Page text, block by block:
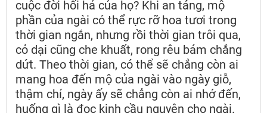
cuộc đời hối hả của họ? Khi an táng, mộ
phần của ngài có thể rực rỡ hoa tươi trong
thời gian ngắn, nhưng rồi thời gian trôi qua,
cỏ dại cũng che khuất, rong rêu bám chẳng
dứt. Theo thời gian, có thể sẽ chẳng còn ai
mang hoa đến mộ của ngài vào ngày giỗ,
thậm chí, ngày ấy sẽ chẳng còn ai nhớ đến,
huống gì là đọc kinh cầu nguyện cho ngài.